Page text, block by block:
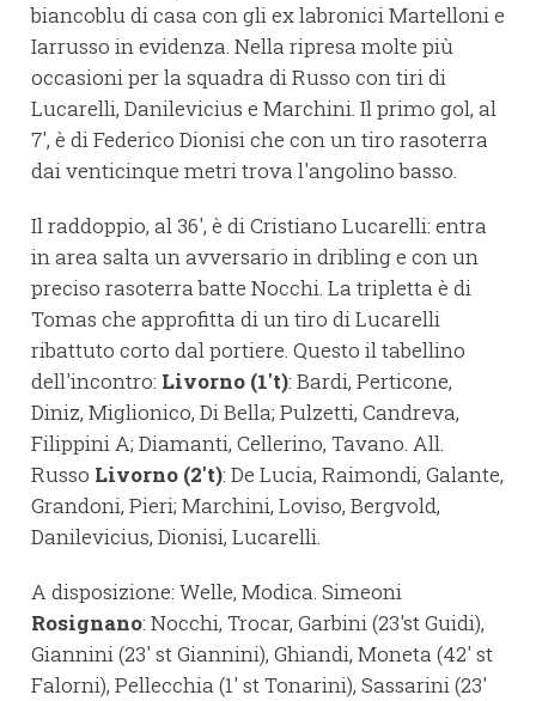
biancoblu di casa con gli ex labronici Martelloni e
Iarrusso in evidenza. Nella ripresa molte più
occasioni per la squadra di Russo con tiri di
Lucarelli, Danilevicius e Marchini. Il primo gol, al
7', è di Federico Dionisi che con un tiro rasoterra
dai venticinque metri trova l'angolino basso.
Il raddoppio, al 36', è di Cristiano Lucarelli: entra
in area salta un avversario in dribling e con un
preciso rasoterra batte Nocchi. La tripletta è di
Tomas che approfitta di un tiro di Lucarelli
ribattuto corto dal portiere. Questo il tabellino
dell'incontro: Livorno (1't): Bardi, Perticone,
Diniz, Miglionico, Di Bella; Pulzetti, Candreva,
Filippini A; Diamanti, Cellerino, Tavano. All.
Russo Livorno (2't): De Lucia, Raimondi, Galante,
Grandoni, Pieri; Marchini, Loviso, Bergvold,
Danilevicius, Dionisi, Lucarelli.
A disposizione: Welle, Modica. Simeoni
Rosignano: Nocchi, Trocar, Garbini (23'st Guidi),
Giannini (23' st Giannini), Ghiandi, Moneta (42' st
Falorni), Pellecchia (1' st Tonarini), Sassarini (23'